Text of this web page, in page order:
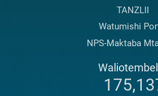
TANZLII
Watumishi
NPS-Maktaba